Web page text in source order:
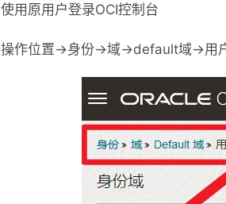
使用原用户登录OCI控制台
操作位置->身份->域->default域->用